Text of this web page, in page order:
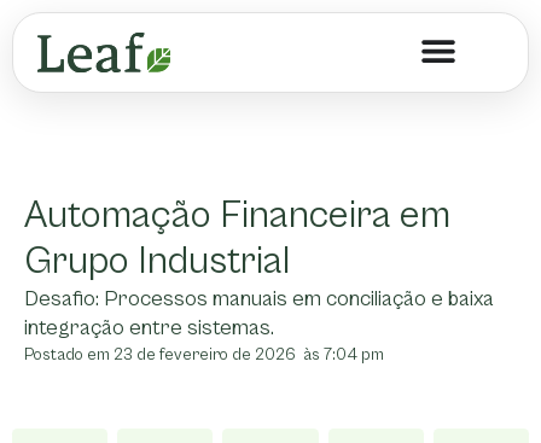
Automação Financeira em
Grupo Industrial
Desafio: Processos manuais em conciliação e baixa
integração entre sistemas.
Postado em 23 de fevereiro de 2026 às 7:04 pm